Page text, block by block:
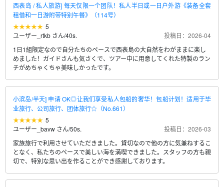
西表岛 / 私人旅游] 每天仅限一个团队！私人半日或一日户外游《装备全套
租借和一日游附带特别午餐》（114号）
5
ユーザー_rtkb さん/40s.
投稿日：2026-04
1日1組限定なので自分たちのペースで西表島の大自然をわがままに楽し
めました！ガイドさんも気さくで、ツアー中に用意してくれた特製のラン
チがめちゃくちゃ美味しかったです。
小滨岛/半天] 申请 OK◎让我们享受私人包船的奢华！包船计划！适用于毕
业旅行、公司旅行、团体旅行☆（No.661）
5
ユーザー_bavw さん/50s.
投稿日：2026-03
家族旅行で利用させていただきました。貸切なので他の方に気兼ねするこ
となく、私たちのペースで美しい海を満喫できました。スタッフの方も親
切で、特別な思い出を作ることができ感謝しております。